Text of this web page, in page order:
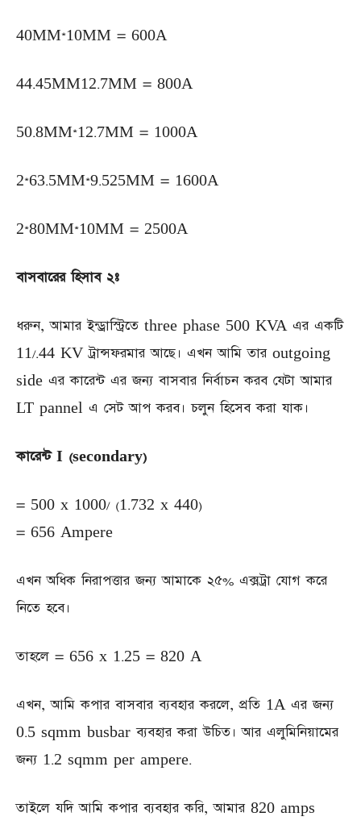
40MM*10MM = 600A
44.45MM12.7MM = 800A
50.8MM*12.7MM = 1000A
2*63.5MM*9.525MM = 1600A
2*80MM*10MM = 2500A
বাসবারের হিসাব ২ঃ
ধরুন, আমার ইন্ড্রাস্ট্রিতে three phase 500 KVA এর একটি
11/.44 KV ট্রান্সফরমার আছে। এখন আমি তার outgoing
side এর কারেন্ট এর জন্য বাসবার নির্বাচন করব যেটা আমার
LT pannel এ সেট আপ করব। চলুন হিসেব করা যাক।
কারেন্ট I (secondary)
= 500 x 1000/ (1.732 x 440)
= 656 Ampere
এখন অধিক নিরাপত্তার জন্য আমাকে ২৫% এক্সট্রা যোগ করে
নিতে হবে।
তাহলে = 656 x 1.25 = 820 A
এখন, আমি কপার বাসবার ব্যবহার করলে, প্রতি 1A এর জন্য
0.5 sqmm busbar ব্যবহার করা উচিত। আর এলুমিনিয়ামের
জন্য 1.2 sqmm per ampere.
তাইলে যদি আমি কপার ব্যবহার করি, আমার 820 amps